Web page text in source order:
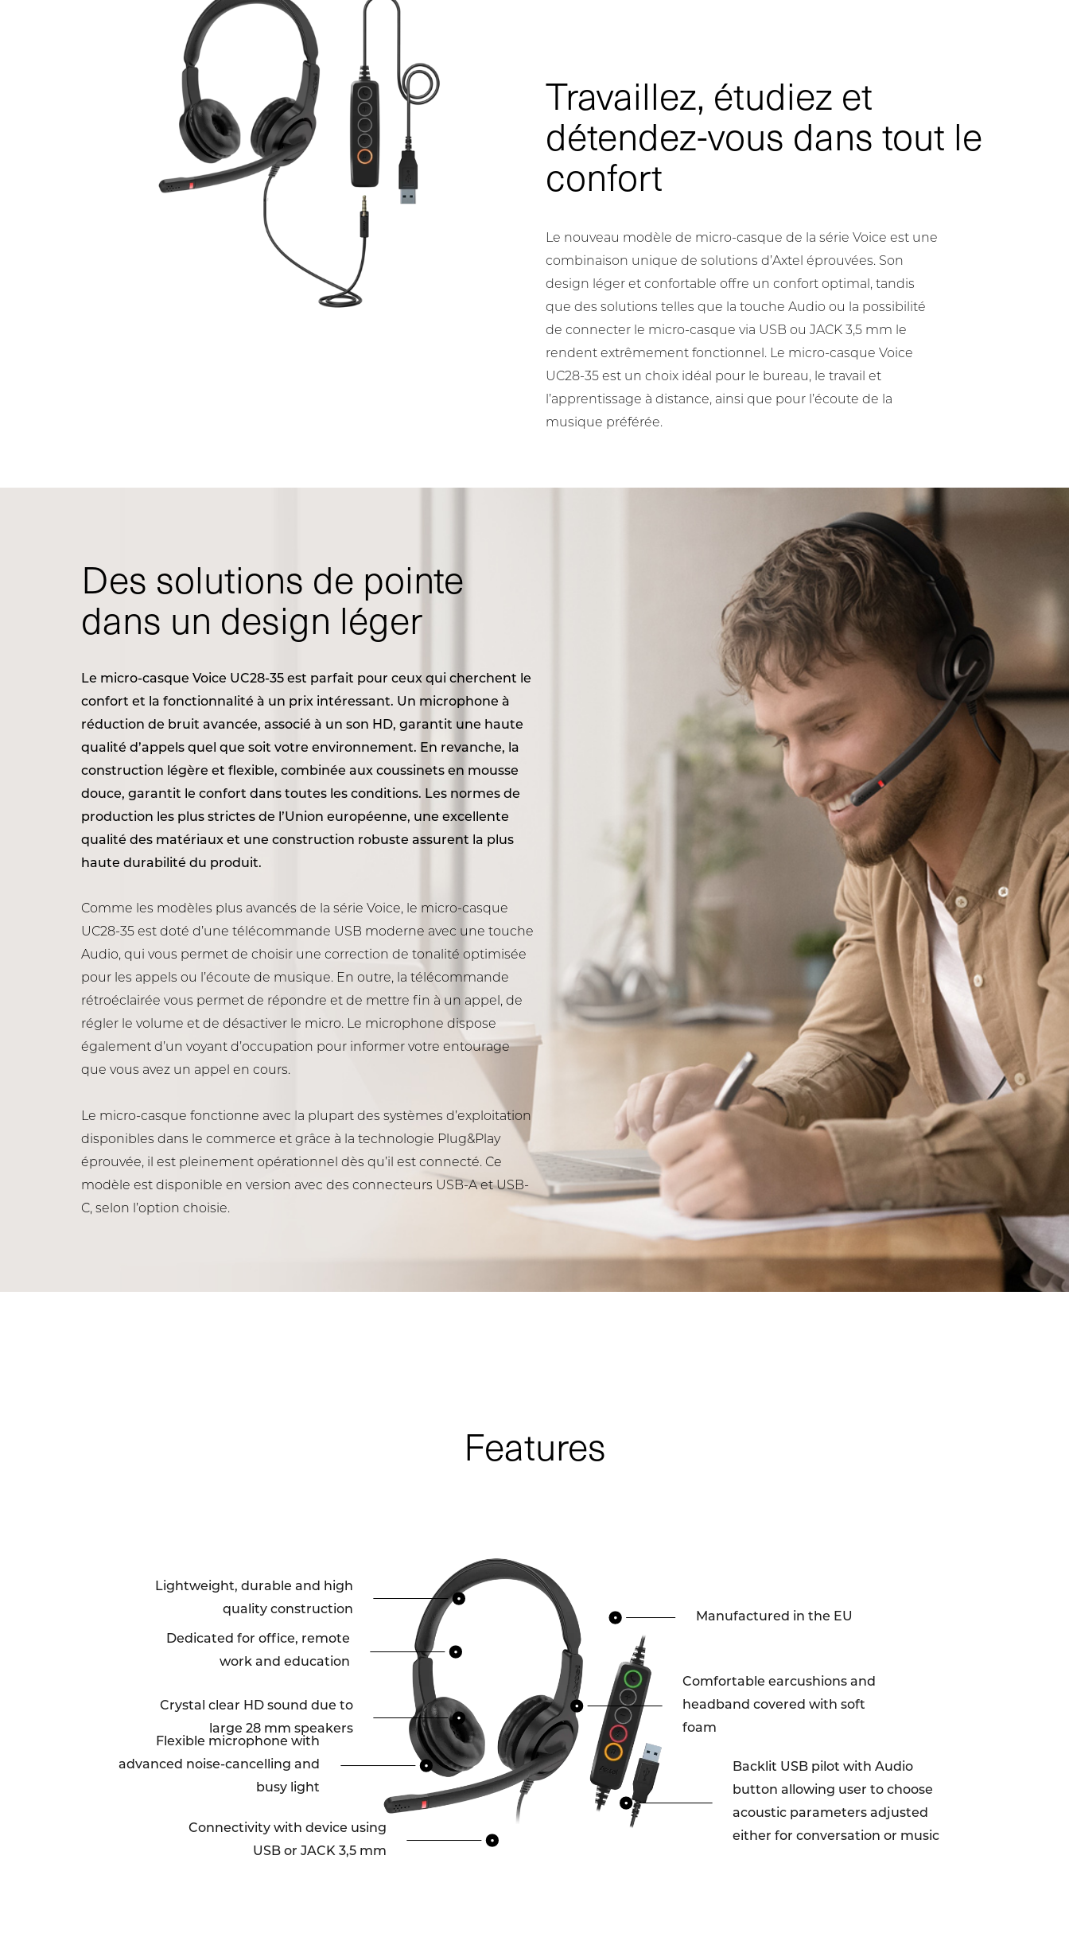
Travaillez, étudiez et
détendez-vous dans tout le
confort
Le nouveau modèle de micro-casque de la série Voice est une
combinaison unique de solutions d’Axtel éprouvées. Son
design léger et confortable offre un confort optimal, tandis
que des solutions telles que la touche Audio ou la possibilité
de connecter le micro-casque via USB ou JACK 3,5 mm le
rendent extrêmement fonctionnel. Le micro-casque Voice
UC28-35 est un choix idéal pour le bureau, le travail et
l’apprentissage à distance, ainsi que pour l’écoute de la
musique préférée.
Des solutions de pointe
dans un design léger
Le micro-casque Voice UC28-35 est parfait pour ceux qui cherchent le
confort et la fonctionnalité à un prix intéressant. Un microphone à
réduction de bruit avancée, associé à un son HD, garantit une haute
qualité d’appels quel que soit votre environnement. En revanche, la
construction légère et flexible, combinée aux coussinets en mousse
douce, garantit le confort dans toutes les conditions. Les normes de
production les plus strictes de l’Union européenne, une excellente
qualité des matériaux et une construction robuste assurent la plus
haute durabilité du produit.
Comme les modèles plus avancés de la série Voice, le micro-casque
UC28-35 est doté d’une télécommande USB moderne avec une touche
Audio, qui vous permet de choisir une correction de tonalité optimisée
pour les appels ou l’écoute de musique. En outre, la télécommande
rétroéclairée vous permet de répondre et de mettre fin à un appel, de
régler le volume et de désactiver le micro. Le microphone dispose
également d’un voyant d’occupation pour informer votre entourage
que vous avez un appel en cours.
Le micro-casque fonctionne avec la plupart des systèmes d’exploitation
disponibles dans le commerce et grâce à la technologie Plug&Play
éprouvée, il est pleinement opérationnel dès qu’il est connecté. Ce
modèle est disponible en version avec des connecteurs USB-A et USB-
C, selon l’option choisie.
Features
Connectivity with device using
USB or JACK 3,5 mm
Dedicated for office, remote
work and education
Backlit USB pilot with Audio
button allowing user to choose
acoustic parameters adjusted
either for conversation or music
Manufactured in the EU
Flexible microphone with
advanced noise-cancelling and
busy light
Crystal clear HD sound due to
large 28 mm speakers
Lightweight, durable and high
quality construction
Comfortable earcushions and
headband covered with soft
foam